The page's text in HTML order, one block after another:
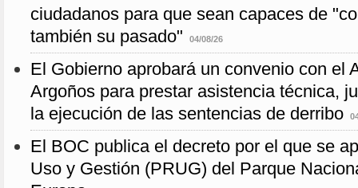
ciudadanos para que sean capaces de
también su pasado"
04/08/26
El Gobierno aprobará un convenio con el
Argoños para prestar asistencia técnica,
la ejecución de las sentencias de derribo
El BOC publica el decreto por el que se
Uso y Gestión (PRUG) del Parque